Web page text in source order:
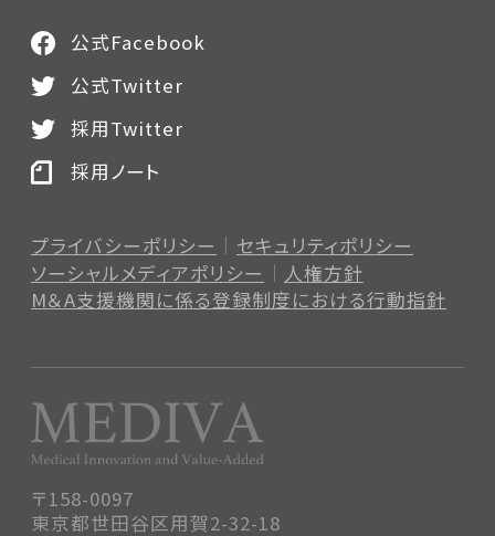
〒158-0097
東京都世田谷区用賀2-32-18
プライバシーポリシー
セキュリティポリシー
ソーシャルメディアポリシー
人権方針
M＆A支援機関に係る登録制度における行動指針
公式Facebook
公式Twitter
採用Twitter
採用ノート